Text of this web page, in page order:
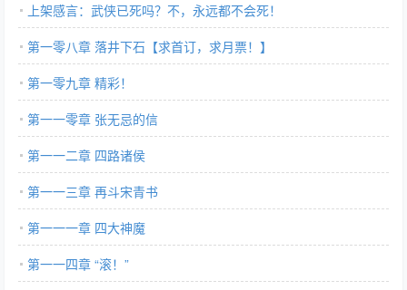
上架感言：武侠已死吗？不，永远都不会死！
第一零八章 落井下石【求首订，求月票！】
第一零九章 精彩！
第一一零章 张无忌的信
第一一二章 四路诸侯
第一一三章 再斗宋青书
第一一一章 四大神魔
第一一四章 “滚！”